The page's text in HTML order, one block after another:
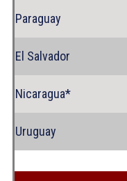
Paraguay
El Salvador
Nicaragua*
Uruguay